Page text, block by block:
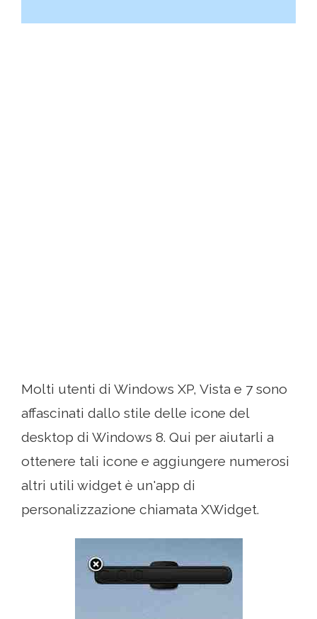
Molti utenti di Windows XP, Vista e 7 sono
affascinati dallo stile delle icone del
desktop di Windows 8. Qui per aiutarli a
ottenere tali icone e aggiungere numerosi
altri utili widget è un'app di
personalizzazione chiamata XWidget.